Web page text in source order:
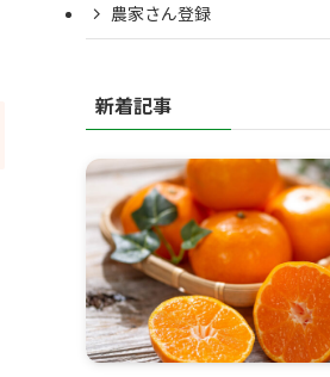
農家さん登録
新着記事